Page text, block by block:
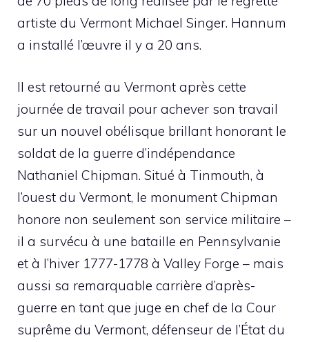
artiste du Vermont Michael Singer. Hannum
a installé l’œuvre il y a 20 ans.
Il est retourné au Vermont après cette
journée de travail pour achever son travail
sur un nouvel obélisque brillant honorant le
soldat de la guerre d’indépendance
Nathaniel Chipman. Situé à Tinmouth, à
l’ouest du Vermont, le monument Chipman
honore non seulement son service militaire –
il a survécu à une bataille en Pennsylvanie
et à l’hiver 1777-1778 à Valley Forge – mais
aussi sa remarquable carrière d’après-
guerre en tant que juge en chef de la Cour
suprême du Vermont, défenseur de l’État du